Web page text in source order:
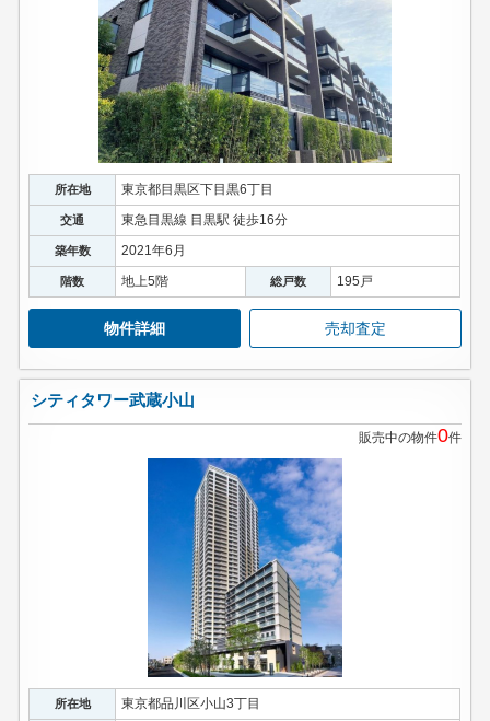
所在地 東京都目黒区下目黒6丁目
交通 東急目黒線 目黒駅 徒歩16分
築年数 2021年6月
階数 地上5階 総戸数 195戸
物件詳細 売却査定
シティタワー武蔵小山
販売中の物件0件
所在地 東京都品川区小山3丁目